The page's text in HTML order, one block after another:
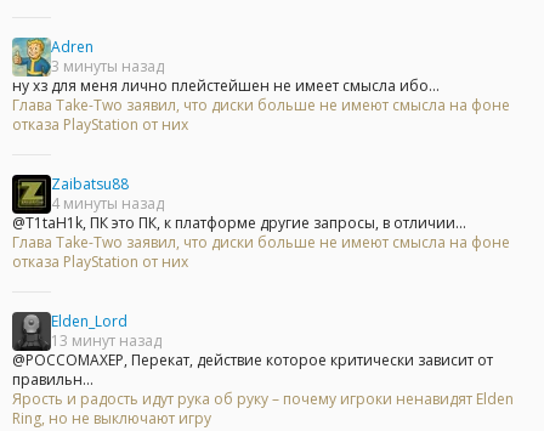
Adren
3 минуты назад
ну хз для меня лично плейстейшен не имеет смысла ибо...
Глава Take-Two заявил, что диски больше не имеют смысла на фоне
отказа PlayStation от них
Zaibatsu88
4 минуты назад
@T1taH1k, ПК это ПК, к платформе другие запросы, в отличии...
Глава Take-Two заявил, что диски больше не имеют смысла на фоне
отказа PlayStation от них
Elden_Lord
13 минут назад
@POCCOMAXEP, Перекат, действие которое критически зависит от
правильн...
Ярость и радость идут рука об руку – почему игроки ненавидят Elden
Ring, но не выключают игру